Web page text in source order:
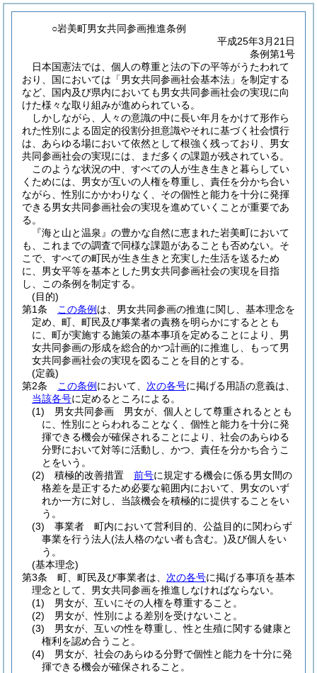
○岩美町男女共同参画推進条例
平成25年3月21日
条例第1号
日本国憲法では、個人の尊重と法の下の平等がうたわれて
おり、国においては「男女共同参画社会基本法」を制定する
など、国内及び県内においても男女共同参画社会の実現に向
けた様々な取り組みが進められている。
しかしながら、人々の意識の中に長い年月をかけて形作ら
れた性別による固定的役割分担意識やそれに基づく社会慣行
は、あらゆる場において依然として根強く残っており、男女
共同参画社会の実現には、まだ多くの課題が残されている。
このような状況の中、すべての人が生き生きと暮らしてい
くためには、男女が互いの人権を尊重し、責任を分かち合い
ながら、性別にかかわりなく、その個性と能力を十分に発揮
できる男女共同参画社会の実現を進めていくことが重要であ
る。
『海と山と温泉』の豊かな自然に恵まれた岩美町において
も、これまでの調査で同様な課題があることも否めない。そ
こで、すべての町民が生き生きと充実した生活を送るため
に、男女平等を基本とした男女共同参画社会の実現を目指
し、この条例を制定する。
(目的)
第1条
この条例 は、男女共同参画の推進に関し、基本理念を
定め、町、町民及び事業者の責務を明らかにするととも
に、町が実施する施策の基本事項を定めることにより、男
女共同参画の形成を総合的かつ計画的に推進し、もって男
女共同参画社会の実現を図ることを目的とする。
(定義)
第2条
この条例 において、 次の各号に掲げる用語の意義は、
当該各号に定めるところによる。
(1)
男女共同参画 男女が、個人として尊重されるととも
に、性別にとらわれることなく、個性と能力を十分に発
揮できる機会が確保されることにより、社会のあらゆる
分野において対等に活動し、かつ、責任を分かち合うこ
とをいう。
(2)
積極的改善措置 前号に規定する機会に係る男女間の
格差を是正するため必要な範囲内において、男女のいず
れか一方に対し、当該機会を積極的に提供することをい
う。
(3)
事業者 町内において営利目的、公益目的に関わらず
事業を行う法人(法人格のない者も含む。)及び個人をい
う。
(基本理念)
第3条
町、町民及び事業者は、 次の各号に掲げる事項を基本
理念として、男女共同参画を推進しなければならない。
(1)
男女が、互いにその人権を尊重すること。
(2)
男女が、性別による差別を受けないこと。
(3)
男女が、互いの性を尊重し、性と生殖に関する健康と
権利を認め合うこと。
(4)
男女が、社会のあらゆる分野で個性と能力を十分に発
揮できる機会が確保されること。